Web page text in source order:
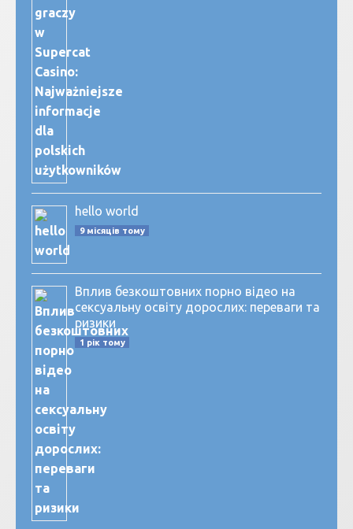
hello world
9 місяців тому
Вплив безкоштовних порно відео на
сексуальну освіту дорослих: переваги та
ризики
1 рік тому